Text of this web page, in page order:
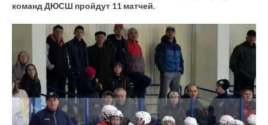
команд ДЮСШ пройдут 11 матчей.